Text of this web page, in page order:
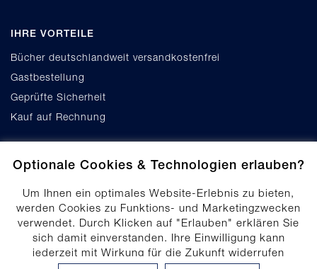
Optionale Cookies & Technologien erlauben?
Um Ihnen ein optimales Website-Erlebnis zu bieten,
werden Cookies zu Funktions- und Marketingzwecken
verwendet. Durch Klicken auf "Erlauben" erklären Sie
sich damit einverstanden. Ihre Einwilligung kann
jederzeit mit Wirkung für die Zukunft widerrufen
IHRE VORTEILE
Bücher deutschlandweit versandkostenfrei
Gastbestellung
Geprüfte Sicherheit
Kauf auf Rechnung
Cookie-Einstellungen
Datenschutz
Produktsicherheit